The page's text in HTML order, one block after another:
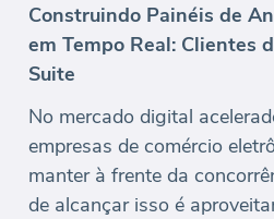
Construindo Painéis de
em Tempo Real: Clientes
Suite
No mercado digital
empresas de comércio
manter à frente da
de alcançar isso é